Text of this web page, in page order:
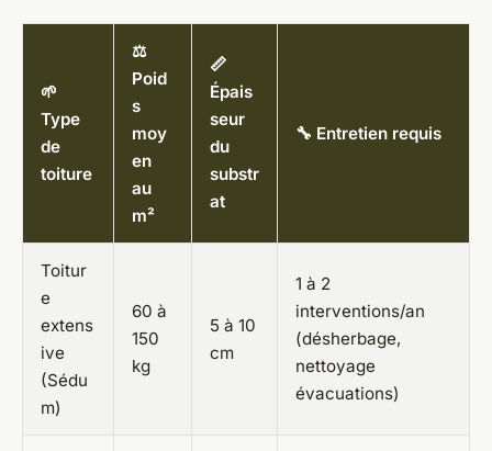
🌱
Type
de
toiture
⚖️
Poid
s
moy
en
au
m²
📏
Épais
seur
du
substr
at
🔧 Entretien requis
Toitur
e
extens
ive
(Sédu
m)
60 à
150
kg
5 à 10
cm
1 à 2
interventions/an
(désherbage,
nettoyage
évacuations)